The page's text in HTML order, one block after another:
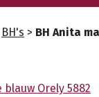
BH's > BH Anita